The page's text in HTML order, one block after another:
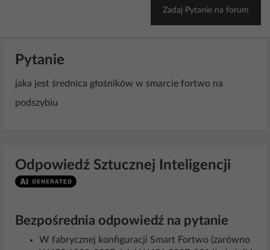
Zadaj Pytanie na forum
Pytanie
jaka jest średnica głośników w smarcie fortwo na
podszybiu
Odpowiedź Sztucznej Inteligencji
Bezpośrednia odpowiedź na pytanie
W fabrycznej konfiguracji Smart Fortwo (zarówno